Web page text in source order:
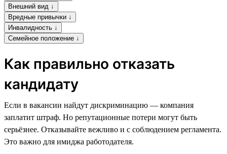
Внешний вид ↓
Вредные привычки ↓
Инвалидность ↓
Семейное положение ↓
Как правильно отказать
кандидату
Если в вакансии найдут дискриминацию — компания
заплатит штраф. Но репутационные потери могут быть
серьёзнее. Отказывайте вежливо и с соблюдением регламента.
Это важно для имиджа работодателя.